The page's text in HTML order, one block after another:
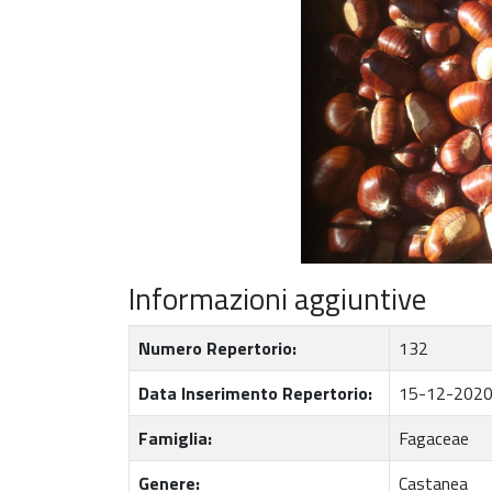
Informazioni aggiuntive
Numero Repertorio:
132
Data Inserimento Repertorio:
15-12-2020
Famiglia:
Fagaceae
Genere:
Castanea